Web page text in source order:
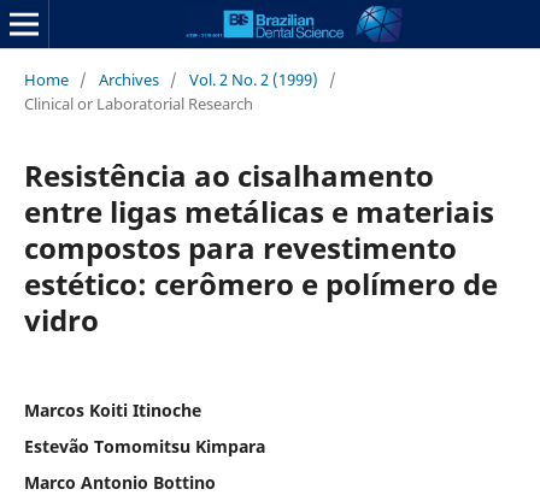
Home / Archives / Vol. 2 No. 2 (1999)
/
Clinical or Laboratorial Research
Resistência ao cisalhamento
entre ligas metálicas e materiais
compostos para revestimento
estético: cerômero e polímero de
vidro
Marcos Koiti Itinoche
Estevão Tomomitsu Kimpara
Marco Antonio Bottino